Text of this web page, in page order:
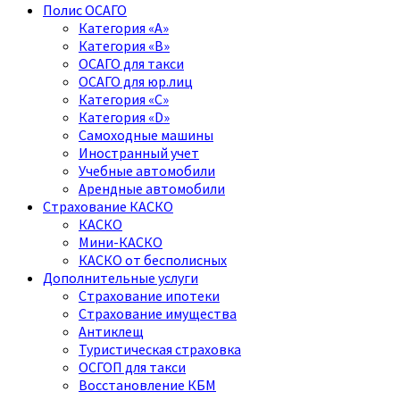
Полис ОСАГО
Категория «A»
Категория «B»
ОСАГО для такси
ОСАГО для юр.лиц
Категория «C»
Категория «D»
Самоходные машины
Иностранный учет
Учебные автомобили
Арендные автомобили
Страхование КАСКО
КАСКО
Мини-КАСКО
КАСКО от бесполисных
Дополнительные услуги
Страхование ипотеки
Страхование имущества
Антиклещ
Туристическая страховка
ОСГОП для такси
Восстановление КБМ